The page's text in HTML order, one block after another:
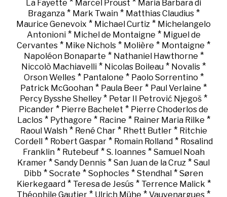
La Fayette * Marcel Proust * Maria Barbara di
Braganza* Mark Twain* Matthias Claudius*
Maurice Genevoix * Michael Curtiz * Michelangelo
Antonioni* Michel de Montaigne * Miguel de
Cervantes * Mike Nichols * Molière * Montaigne *
Napoléon Bonaparte * Nathaniel Hawthorne *
Niccolò Machiavelli * Nicolas Boileau * Novalis *
Orson Welles* Pantalone * Paolo Sorrentino *
Patrick McGoohan * Paula Beer * Paul Verlaine *
Percy Bysshe Shelley * Petar II Petrović Njegoš *
Picander * Pierre Bachelet * Pierre Choderlos de
Laclos* Pythagore * Racine * Rainer Maria Rilke *
Raoul Walsh* René Char* Rhett Butler* Ritchie
Cordell * Robert Gaspar* Romain Rolland* Rosalind
Franklin* Rutebeuf* S. Ioannes* Samuel Noah
Kramer * Sandy Dennis * San Juan de la Cruz * Saul
Dibb * Socrate * Sophocles * Stendhal * Søren
Kierkegaard* Teresa de Jesús* Terrence Malick *
Théophile Gautier * Ulrich Mühe * Vauvenargues *